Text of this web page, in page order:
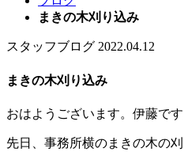
まきの木刈り込み
スタッフブログ 2022.04.12
まきの木刈り込み
おはようございます。伊藤です
先日、事務所横のまきの木の